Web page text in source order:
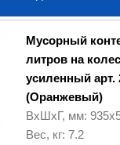
Мусорный
литров на
усиленный арт.
(Оранжевый)
ВхШхГ, мм:
Вес, кг: 7.2